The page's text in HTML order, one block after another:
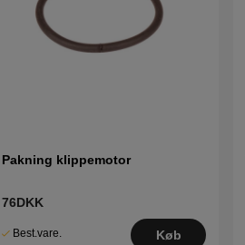
Pakning klippemotor
76DKK
Best.vare.
Køb